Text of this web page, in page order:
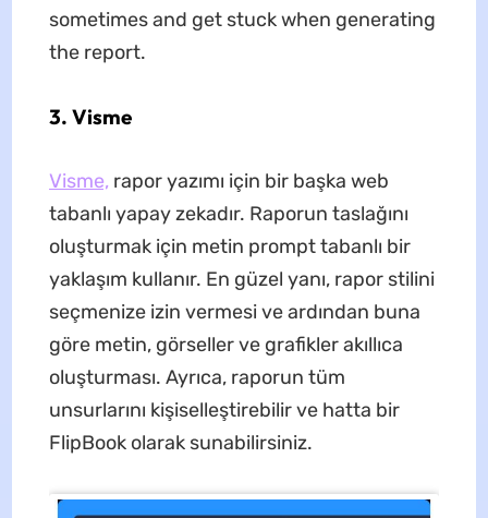
sometimes and get stuck when generating
the report.
3. Visme
Visme,rapor yazımı için bir başka web
tabanlı yapay zekadır. Raporun taslağını
oluşturmak için metin prompt tabanlı bir
yaklaşım kullanır. En güzel yanı, rapor stilini
seçmenize izin vermesi ve ardından buna
göre metin, görseller ve grafikler akıllıca
oluşturması. Ayrıca, raporun tüm
unsurlarını kişiselleştirebilir ve hatta bir
FlipBook olarak sunabilirsiniz.